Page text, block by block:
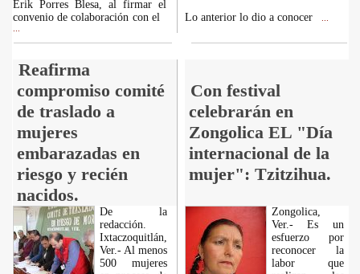
Erik Porres Blesa, al firmar el
convenio de colaboración con el
Lo anterior lo dio a conocer
Reafirma
compromiso comité
de traslado a
mujeres
embarazadas en
riesgo y recién
nacidos.
Con festival
celebrarán en
Zongolica EL "Día
internacional de la
mujer": Tzitzihua.
De la
redacción.
Ixtaczoquitlán,
Ver.- Al menos
500 mujeres
Zongolica,
Ver.- Es un
esfuerzo por
reconocer la
labor que